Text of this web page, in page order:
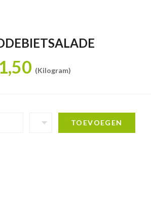
(Kilogram)
TOEVOEGEN